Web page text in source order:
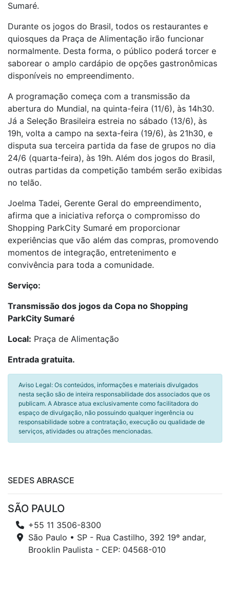
Sumaré.
Durante os jogos do Brasil, todos os restaurantes e
quiosques da Praça de Alimentação irão funcionar
normalmente. Desta forma, o público poderá torcer e
saborear o amplo cardápio de opções gastronômicas
disponíveis no empreendimento.
A programação começa com a transmissão da
abertura do Mundial, na quinta-feira (11/6), às 14h30.
Já a Seleção Brasileira estreia no sábado (13/6), às
19h, volta a campo na sexta-feira (19/6), às 21h30, e
disputa sua terceira partida da fase de grupos no dia
24/6 (quarta-feira), às 19h. Além dos jogos do Brasil,
outras partidas da competição também serão exibidas
no telão.
Joelma Tadei, Gerente Geral do empreendimento,
afirma que a iniciativa reforça o compromisso do
Shopping ParkCity Sumaré em proporcionar
experiências que vão além das compras, promovendo
momentos de integração, entretenimento e
convivência para toda a comunidade.
Serviço:
Transmissão dos jogos da Copa no Shopping
ParkCity Sumaré
Local: Praça de Alimentação
Entrada gratuita.
Aviso Legal: Os conteúdos, informações e materiais divulgados
nesta seção são de inteira responsabilidade dos associados que os
publicam. A Abrasce atua exclusivamente como facilitadora do
espaço de divulgação, não possuindo qualquer ingerência ou
responsabilidade sobre a contratação, execução ou qualidade de
serviços, atividades ou atrações mencionadas.
SEDES ABRASCE
SÃO PAULO
+55 11 3506-8300
São Paulo • SP - Rua Castilho, 392 19º andar,
Brooklin Paulista - CEP: 04568-010